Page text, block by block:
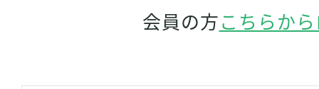
会員の方こちらか